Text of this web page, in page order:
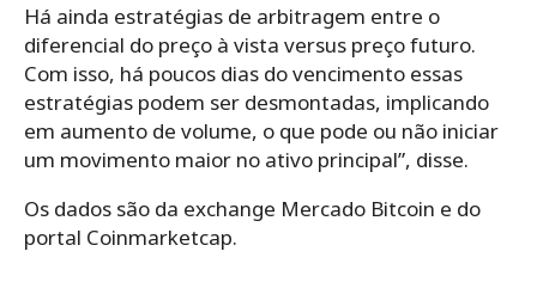
Há ainda estratégias de arbitragem entre o
diferencial do preço à vista versus preço futuro.
Com isso, há poucos dias do vencimento essas
estratégias podem ser desmontadas, implicando
em aumento de volume, o que pode ou não iniciar
um movimento maior no ativo principal”, disse.
Os dados são da exchange Mercado Bitcoin e do
portal Coinmarketcap.